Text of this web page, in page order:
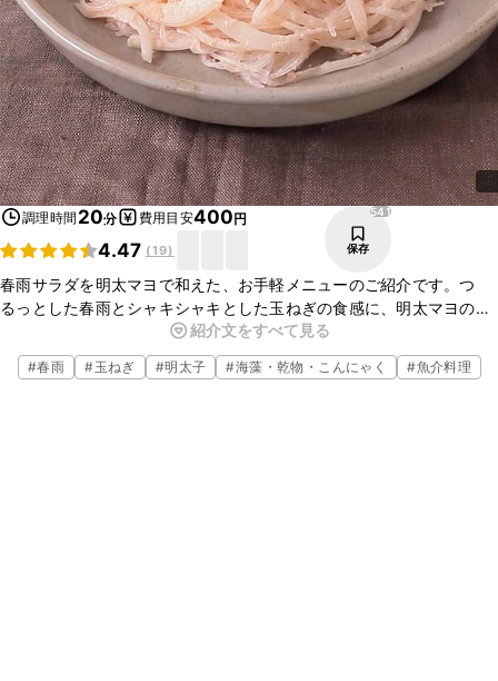
調理時間 20分 費用目安400円
4.47 (19)
541
保存
春雨サラダを明太マヨで和えた、お手軽メニューのご紹介です。つ
るっとした春雨とシャキシャキとした玉ねぎの食感に、明太マヨの相
性がバッチリです。お好みできゅうりを加えても、美味しくお作りい
ただけます。ぜひお試しください。
紹介文をすべて見る
#春雨 #玉ねぎ #明太子 #海藻・乾物・こんにゃく #魚介料理